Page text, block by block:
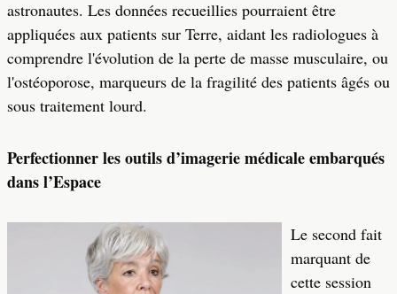
astronautes. Les données recueillies pourraient être
appliquées aux patients sur Terre, aidant les radiologues à
comprendre l'évolution de la perte de masse musculaire, ou
l'ostéoporose, marqueurs de la fragilité des patients âgés ou
sous traitement lourd.
Perfectionner les outils d’imagerie médicale embarqués
dans l’Espace
Le second fait
marquant de
cette session